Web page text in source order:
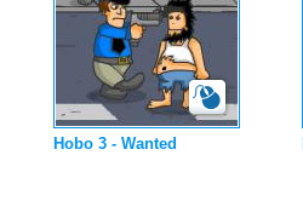
Hobo 3 - Wanted